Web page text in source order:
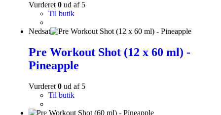
Vurderet 0 ud af 5
Til butik
Nedsat
Pre Workout Shot (12 x 60 ml) -
Pineapple
Vurderet 0 ud af 5
Til butik